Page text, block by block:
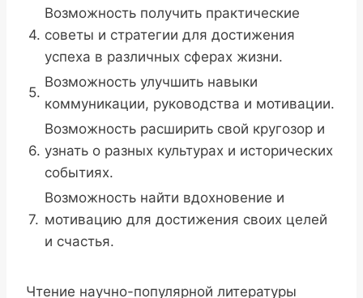
4.
Возможность получить практические
советы и стратегии для достижения
успеха в различных сферах жизни.
5.
Возможность улучшить навыки
коммуникации, руководства и мотивации.
6.
Возможность расширить свой кругозор и
узнать о разных культурах и исторических
событиях.
7.
Возможность найти вдохновение и
мотивацию для достижения своих целей
и счастья.
Чтение научно-популярной литературы